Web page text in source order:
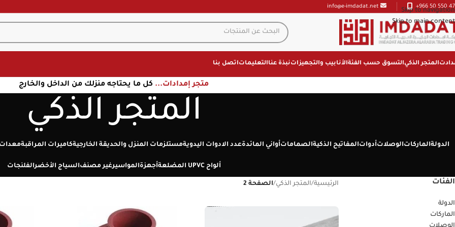
Skip to navigation
Skip to main content
+966 50 550
المتجر الذكيالتسوق حسب الفئةالأنابيب والتجهيزاتنبذة عناالتعليماتاتصل بنا
متجر إمدادات... كل ما يحتاجه منزلك من الداخل والخارج
المتجر الذكي
الدولةالماركاتالوصلاتأدواتالمفاتيح الذكيةالصماماتأواني المائدةعدد الادوات اليدويةمستلزمات المنزل والحديقة الخارجيةكاميرات المراقبة
ألواح UPVC المضلعة أجهزةالمواسيرغير مصنفالسياج الأخضرالفلنجات
الفئات
الدولة
الماركات
الرئيسية/المتجر الذكي/الصفحة 2